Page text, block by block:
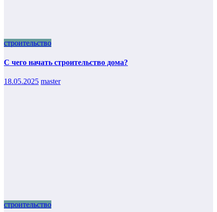
строительство
С чего начать строительство дома?
18.05.2025 master
строительство